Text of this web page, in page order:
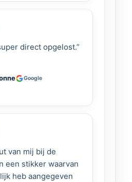
omgeving.
klik
MaxxShade
nog en verbeter direct
je camper of
Dakluik
Zonder
direct opgelost.”
Google
van mij bij de
een stikker waarvan
heb aangegeven